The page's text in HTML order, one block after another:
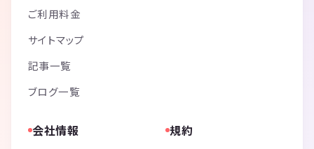
ご利用料金
サイトマップ
記事一覧
ブログ一覧
会社情報 規約